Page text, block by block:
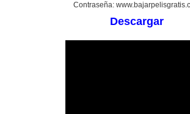
Contraseña:
Descargar